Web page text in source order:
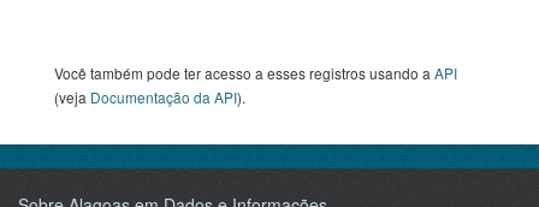
Você também pode ter acesso a esses registros usando a API
(veja Documentação da API).